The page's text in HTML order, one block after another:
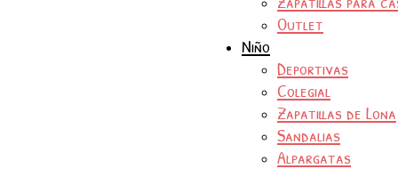
Outlet
Niño
Deportivas
Colegial
Zapatillas de Lona
Sandalias
Alpargatas